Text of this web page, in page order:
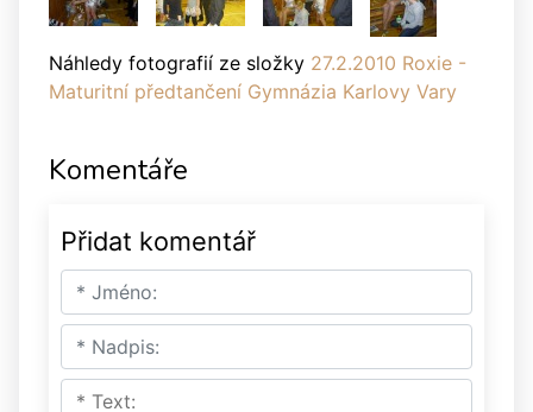
Náhledy fotografií ze složky 27.2.2010 Roxie -
Maturitní předtančení Gymnázia Karlovy Vary
Komentáře
Přidat komentář